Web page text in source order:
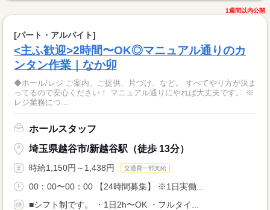
1週間以内公開
[パート・アルバイト]
<主ふ歓迎>2時間〜OK◎マニュアル通りのカ
ンタン作業｜なか卯
◆ホール/レジ ご案内、ご提供、片づけ、など。 すべてやり方が決ま
ってるので安心ください！ マニュアル通りにやれば大丈夫です。 ※
レジ業務につ...
ホールスタッフ
埼玉県越谷市/新越谷駅（徒歩 13分）
時給1,150円～1,438円 交通費一部支給
00：00〜00：00 【24時間募集】 ※1日実働...
■シフト制です。 ・1日2h〜OK ・フルタイ...